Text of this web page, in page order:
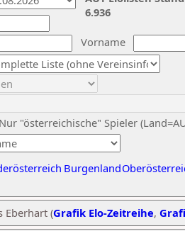
Vorname
Nur "österreichische" Spieler
Burgenland
6.936
Eberhart (Grafik Elo-Zeitreihe,